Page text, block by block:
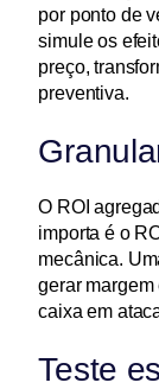
por ponto de
simule os
preço,
preventiva.
O ROI
importa é o
mecânica.
gerar
caixa em
Teste